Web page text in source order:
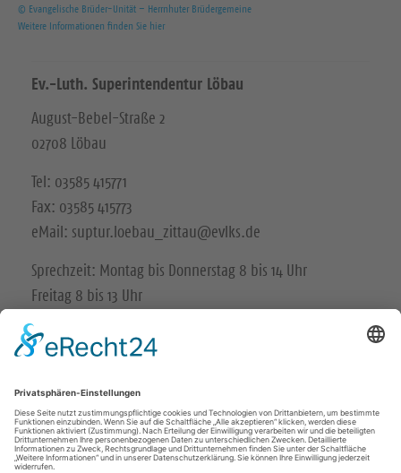
© Evangelische Brüder-Unität – Herrnhuter Brüdergemeine
Weitere Informationen finden Sie hier
Ev.-Luth. Superintendentur Löbau
August-Bebel-Straße 2
02708 Löbau
Tel: 03585 415771
Fax: 03585 415773
eMail: suptur.loebau_zittau@evlks.de
Sprechzeit: Montag bis Donnerstag 8 bis 14 Uhr
Freitag 8 bis 13 Uhr